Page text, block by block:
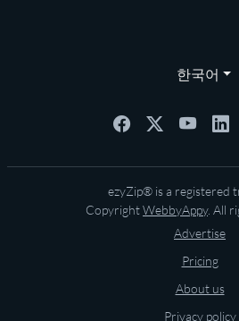
한국어
ezyZip® is a registered
CopyrightWebbyAppy. All
Advertise
Pricing
About us
Privacy policy